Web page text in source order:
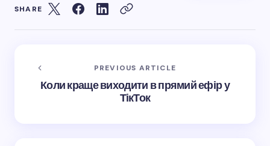
SHARE
PREVIOUS ARTICLE
Коли краще виходити в прямий ефір у
ТікТок